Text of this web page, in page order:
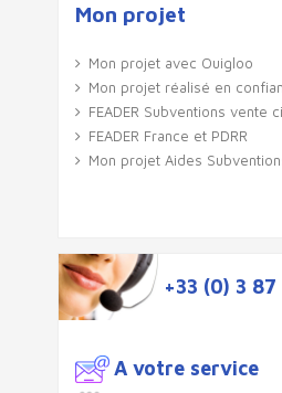
Mon projet
Mon projet avec Ouigloo
Mon projet réalisé en
FEADER Subventions vente
FEADER France et PDRR
Mon projet Aides
+33 (0) 3
A votre service